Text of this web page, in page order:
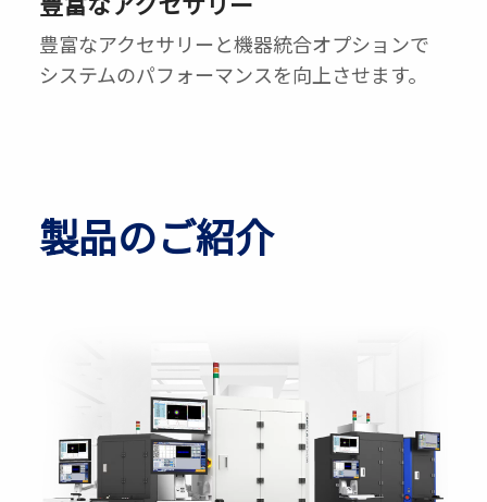
豊富なアクセサリーと機器統合オプションで
システムのパフォーマンスを向上させます。
製品のご紹介